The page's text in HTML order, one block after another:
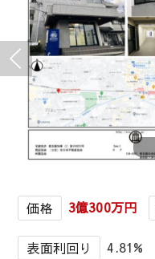
価格 3億300万円
表面利回り 4.81%